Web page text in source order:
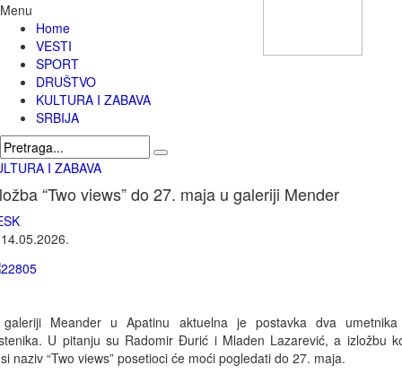
Menu
Home
VESTI
SPORT
DRUŠTVO
KULTURA I ZABAVA
SRBIJA
I ZABAVA
“Two views” do 27. maja u galeriji Mender
14.05.2026.
Meander u Apatinu aktuelna je postavka dva
U pitanju su Radomir Đurić i Mladen Lazarević, a izložbu
naziv “Two views” posetioci će moći pogledati do 27. maja.